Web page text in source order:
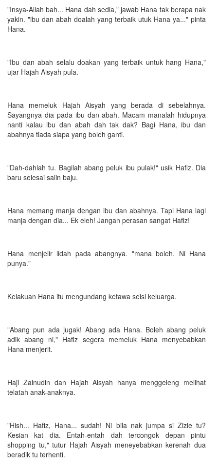
"Insya-Allah bah... Hana dah sedia," jawab Hana tak berapa nak
yakin. "ibu dan abah doalah yang terbaik utuk Hana ya..." pinta
Hana.
"Ibu dan abah selalu doakan yang terbaik untuk hang Hana,"
ujar Hajah Aisyah pula.
Hana memeluk Hajah Aisyah yang berada di sebelahnya.
Sayangnya dia pada ibu dan abah. Macam manalah hidupnya
nanti kalau ibu dan abah dah tak dak? Bagi Hana, ibu dan
abahnya tiada siapa yang boleh ganti.
"Dah-dahlah tu. Bagilah abang peluk ibu pulak!" usik Hafiz. Dia
baru selesai salin baju.
Hana memang manja dengan ibu dan abahnya. Tapi Hana lagi
manja dengan dia... Ek eleh! Jangan perasan sangat Hafiz!
Hana menjelir lidah pada abangnya. "mana boleh. Ni Hana
punya."
Kelakuan Hana itu mengundang ketawa seisi keluarga.
"Abang pun ada jugak! Abang ada Hana. Boleh abang peluk
adik abang ni," Hafiz segera memeluk Hana menyebabkan
Hana menjerit.
Haji Zainudin dan Hajah Aisyah hanya menggeleng melihat
telatah anak-anaknya.
"Hish... Hafiz, Hana... sudah! Ni bila nak jumpa si Zizie tu?
Kesian kat dia. Entah-entah dah tercongok depan pintu
shopping tu," tutur Hajah Aisyah meneyebabkan kerenah dua
beradik tu terhenti.